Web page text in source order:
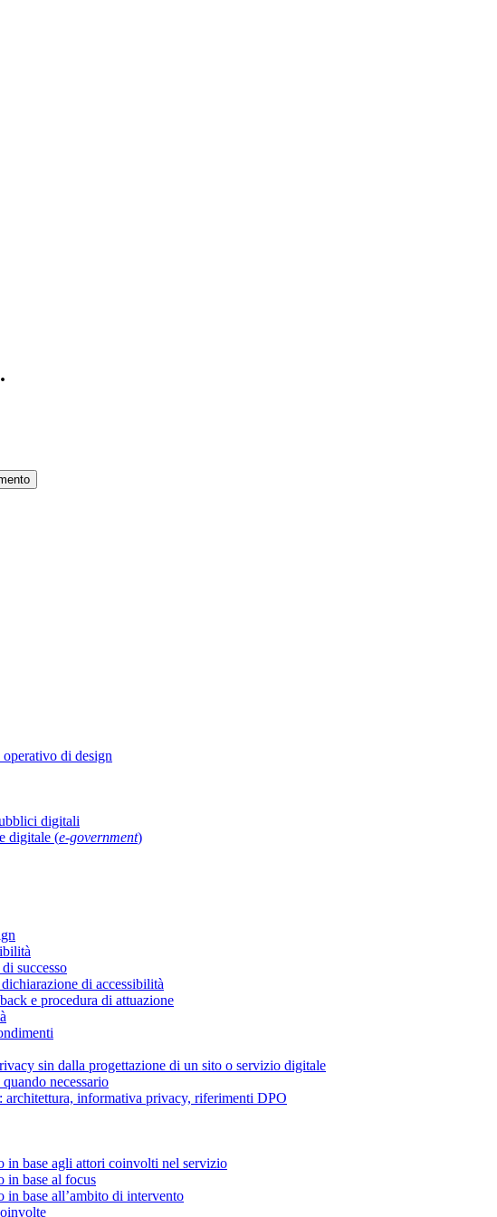
di design
digitali
digitale (e-government)
successo
di accessibilità
e procedura di attuazione
sin dalla progettazione di un sito o servizio digitale
necessario
architettura, informativa privacy, riferimenti DPO
in base agli attori coinvolti nel servizio
in base al focus
base all’ambito di intervento